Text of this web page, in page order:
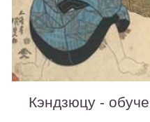
Кэндзюцу -